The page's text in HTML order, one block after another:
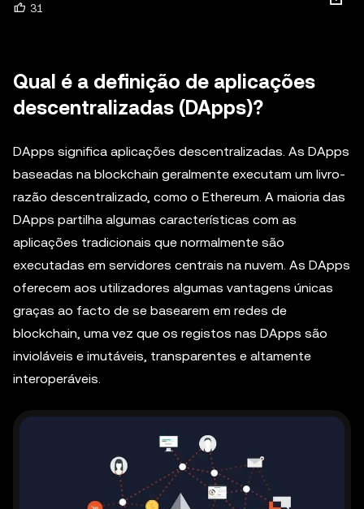
31
Qual é a definição de aplicações
descentralizadas (DApps)?
DApps significa aplicações descentralizadas. As DApps
baseadas na blockchain geralmente executam um livro-
razão descentralizado, como o Ethereum. A maioria das
DApps partilha algumas características com as
aplicações tradicionais que normalmente são
executadas em servidores centrais na nuvem. As DApps
oferecem aos utilizadores algumas vantagens únicas
graças ao facto de se basearem em redes de
blockchain, uma vez que os registos nas DApps são
invioláveis e imutáveis, transparentes e altamente
interoperáveis.